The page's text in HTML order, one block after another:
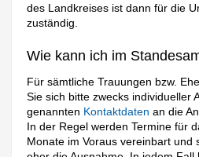
des Landkreises ist dann für die
zuständig.
Wie kann ich im
Für sämtliche Trauungen bzw.
Sie sich bitte zwecks individueller
genannten Kontaktdaten an die
In der Regel werden Termine für
Monate im Voraus vereinbart und